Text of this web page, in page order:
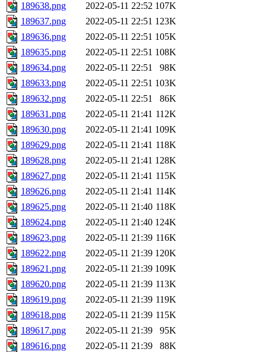
189638.png
2022-05-11 22:52 107K
189637.png
2022-05-11 22:51 123K
189636.png
2022-05-11 22:51 105K
189635.png
2022-05-11 22:51 108K
189634.png
2022-05-11 22:51
98K
189633.png
2022-05-11 22:51 103K
189632.png
2022-05-11 22:51
86K
189631.png
2022-05-11 21:41 112K
189630.png
2022-05-11 21:41 109K
189629.png
2022-05-11 21:41 118K
189628.png
2022-05-11 21:41 128K
189627.png
2022-05-11 21:41 115K
189626.png
2022-05-11 21:41 114K
189625.png
2022-05-11 21:40 118K
189624.png
2022-05-11 21:40 124K
189623.png
2022-05-11 21:39 116K
189622.png
2022-05-11 21:39 120K
189621.png
2022-05-11 21:39 109K
189620.png
2022-05-11 21:39 113K
189619.png
2022-05-11 21:39 119K
189618.png
2022-05-11 21:39 115K
189617.png
2022-05-11 21:39
95K
189616.png
2022-05-11 21:39
88K